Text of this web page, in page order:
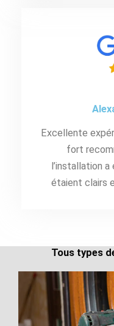
Excellente
fort
l’installation
étaient clairs
Tous types